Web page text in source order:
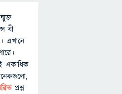
বী
এখানে
একাধিক
প্রশ্ন